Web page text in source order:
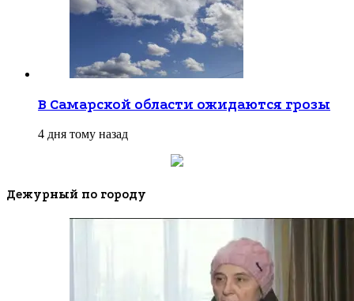
В Самарской области ожидаются грозы
4 дня тому назад
Дежурный по городу